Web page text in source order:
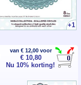
+1
van € 12,00 voor
€ 10,80
Nu 10% korting!